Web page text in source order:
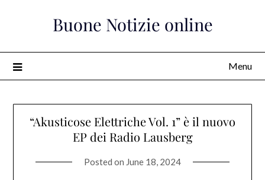
Buone Notizie online
Menu
“Akusticose Elettriche Vol. 1” è il nuovo
EP dei Radio Lausberg
Posted on June 18, 2024